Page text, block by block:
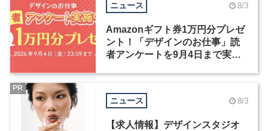
ニュース 8/3
Amazonギフト券1万円分プレゼ
ント！「デザインのお仕事」読
者アンケートを9月4日まで実施
ニュース 8/3
【求人情報】デザインスタジオ
PR